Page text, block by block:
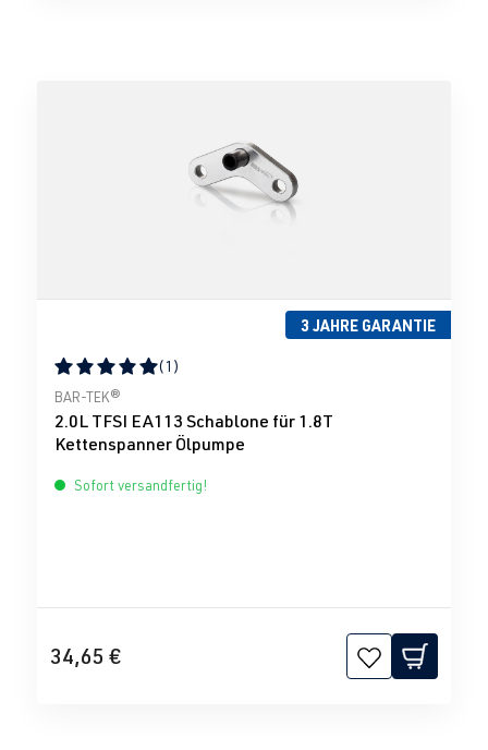
3 JAHRE GARANTIE
Durchschnittliche Bewertung von 5 von 5 Sternen
(1)
BAR-TEK®
2.0L TFSI EA113 Schablone für 1.8T
Kettenspanner Ölpumpe
Sofort versandfertig!
34,65 €